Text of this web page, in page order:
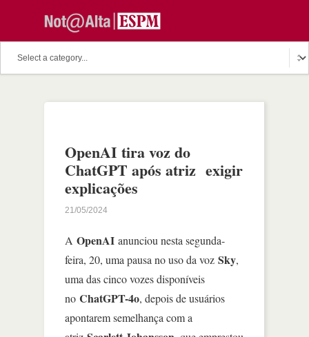
OpenAI tira voz do
ChatGPT após atriz exigir
explicações
21/05/2024
A OpenAI anunciou nesta segunda-
feira, 20, uma pausa no uso da voz Sky,
uma das cinco vozes disponíveis
no ChatGPT-4o, depois de usuários
apontarem semelhança com a